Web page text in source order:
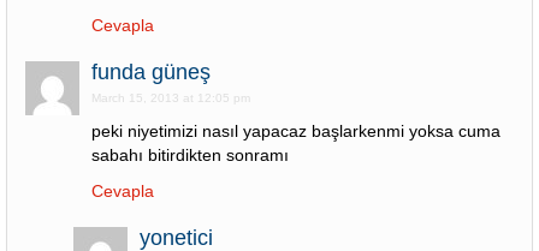
Cevapla
funda güneş
March 15, 2013 at 12:05 pm
peki niyetimizi nasıl yapacaz başlarkenmi yoksa cuma
sabahı bitirdikten sonramı
Cevapla
yonetici